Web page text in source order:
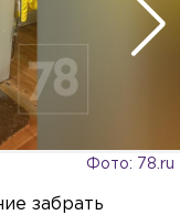
Фото: 78.ru
забрать